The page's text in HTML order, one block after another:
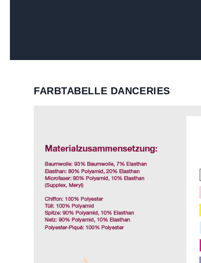
FARBTABELLE DANCERIES